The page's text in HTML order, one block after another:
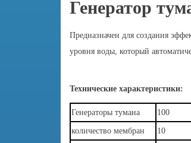
Генератор
Предназначен для создания
уровня воды, который
Технические характеристики:
Генераторы тумана 100
количество мембран 10